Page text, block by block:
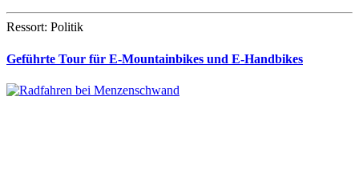
Ressort: Politik
Geführte Tour für E-Mountainbikes und E-Handbikes